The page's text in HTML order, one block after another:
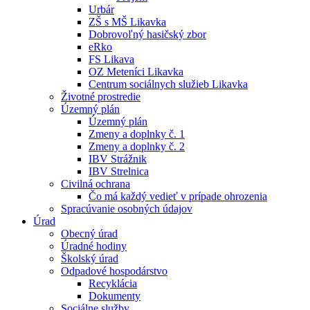
Urbár
ZŠ s MŠ Likavka
Dobrovoľný hasičský zbor
eRko
FS Likava
OZ Meteníci Likavka
Centrum sociálnych služieb Likavka
Životné prostredie
Územný plán
Územný plán
Zmeny a doplnky č. 1
Zmeny a doplnky č. 2
IBV Strážnik
IBV Strelnica
Civilná ochrana
Čo má každý vedieť v prípade ohrozenia
Spracúvanie osobných údajov
Úrad
Obecný úrad
Úradné hodiny
Školský úrad
Odpadové hospodárstvo
Recyklácia
Dokumenty